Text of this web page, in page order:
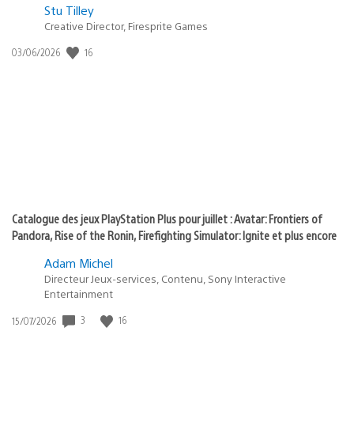
Postée
:
state
Stu Tilley
Creative Director, Firesprite Games
Date
03/06/2026 16
Catalogue des jeux PlayStation Plus pour juillet : Avatar: Frontiers of
Pandora, Rise of the Ronin, Firefighting Simulator: Ignite et plus encore
Adam Michel
Directeur Jeux-services, Contenu, Sony Interactive
Entertainment
Date
15/07/2026 3 16